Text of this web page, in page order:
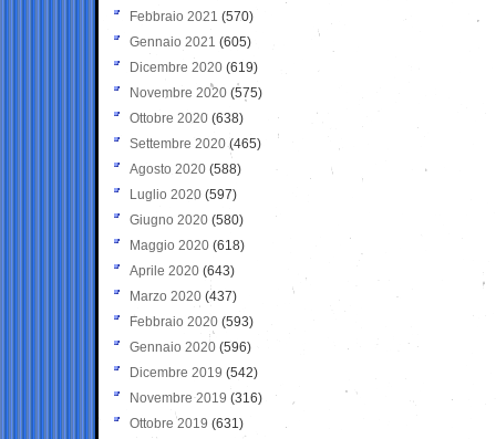
Febbraio 2021 (570)
Gennaio 2021 (605)
Dicembre 2020 (619)
Novembre 2020 (575)
Ottobre 2020 (638)
Settembre 2020(465)
Agosto 2020 (588)
Luglio 2020 (597)
Giugno 2020 (580)
Maggio 2020 (618)
Aprile 2020 (643)
Marzo 2020 (437)
Febbraio 2020 (593)
Gennaio 2020 (596)
Dicembre 2019 (542)
Novembre 2019 (316)
Ottobre 2019 (631)